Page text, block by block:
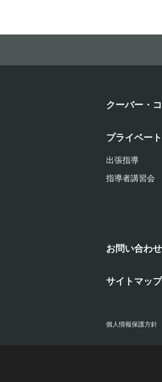
クーバー・
プライベー
出張指導
指導者講習会
お問い合わせ
サイトマップ
個人情報保護方針